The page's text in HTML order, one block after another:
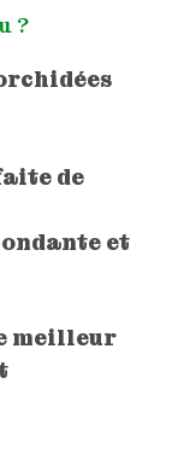
?
de
et
meilleur